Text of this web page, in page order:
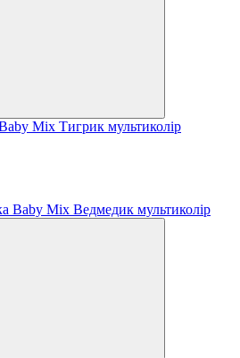
Mix Тигрик мультиколір